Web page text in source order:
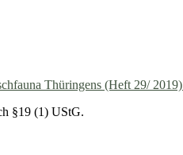
Thüringens (Heft 29/ 2019)
§19 (1) UStG.